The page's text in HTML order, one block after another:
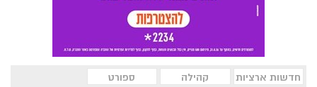
חדשות ארציות קהילה ספורט